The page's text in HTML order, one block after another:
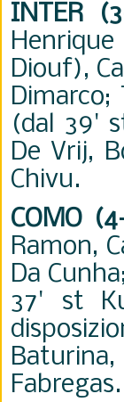
INTER
Diouf),
(dal 39'
De Vrij,
Chivu.
COMO
Ramon,
Da
37' st
Fabregas.